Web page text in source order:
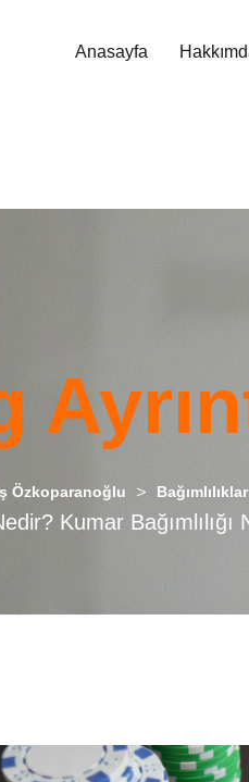
Anasayfa
Özkoparanoğlu >
Kumar Bağımlılığı